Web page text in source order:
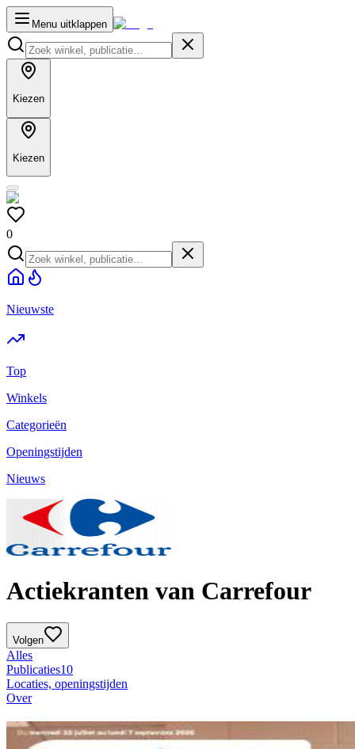
Menu uitklappen
Kiezen
Kiezen
0
Nieuwste
Top
Winkels
Categorieën
Openingstijden
Nieuws
Actiekranten van Carrefour
Volgen
Alles
Publicaties10
Locaties, openingstijden
Over